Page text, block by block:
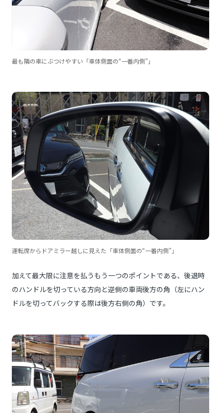
最も隣の車にぶつけやすい「車体側面の“一番内側”」
運転席からドアミラー越しに見えた「車体側面の“一番内側”」
加えて最大限に注意を払うもう一つのポイントである、後退時
のハンドルを切っている方向と逆側の車両後方の角（左にハン
ドルを切ってバックする際は後方右側の角）です。